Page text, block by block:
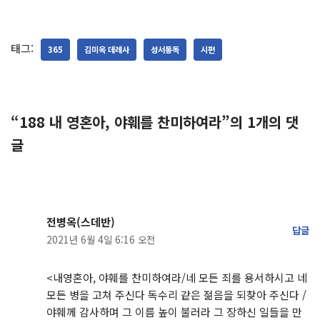
태그: 365 김미옥 데레사 성서통독 시편
“188 내 영혼아, 야훼를 찬미하여라”의 1개의 댓
글
전병옥(스데반)
2021년 6월 4일 6:16 오전
답글
<내영혼아, 야훼를 찬미하여라/네 모든 죄를 용서하시고 네
모든 병을 고쳐 주신다 독수리 같은 젊음을 되찾아 주신다 /
야훼께 감사하며 그 이름 높이 불러라 그 장하신 일들을 만